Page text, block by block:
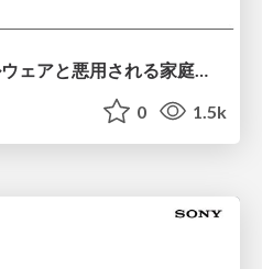
0 1.5k